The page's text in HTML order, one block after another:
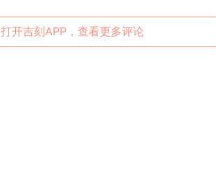
打开吉刻APP，查看更多评论